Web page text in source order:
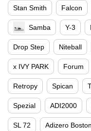
Stan Smith Falcon
Samba Y-3
Drop Step Niteball
x IVY PARK Forum
Retropy Spican
Spezial ADI2000
SL 72 Adizero Boston